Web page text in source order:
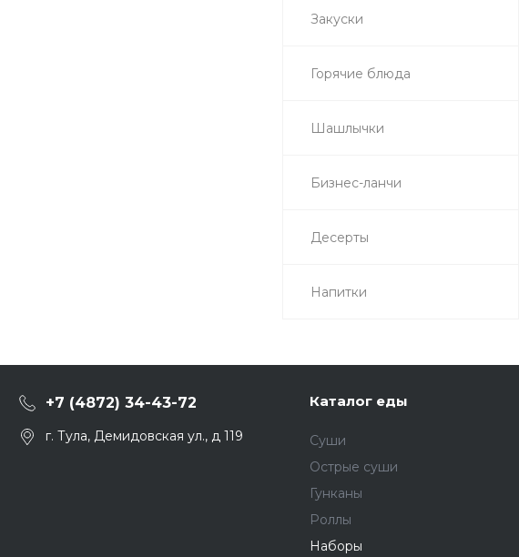
Закуски
Горячие блюда
Шашлычки
Бизнес-ланчи
Десерты
Напитки
+7 (4872) 34-43-72
г. Тула, Демидовская ул., д 119
Каталог еды
Суши
Острые суши
Гунканы
Роллы
Наборы